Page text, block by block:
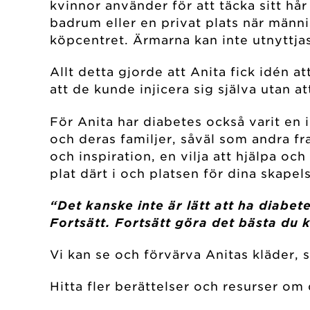
kvinnor använder för att täcka sitt
badrum eller en privat plats när
köpcentret. Ärmarna kan inte
Allt detta gjorde att Anita fick idén
att de kunde injicera sig själva utan
För Anita har diabetes också varit
och deras familjer, såväl som andra
och inspiration, en vilja att hjälpa
plat därt i och platsen för dina
“Det kanske inte är lätt att ha
Fortsätt. Fortsätt göra det bästa du
Vi kan se och förvärva Anitas kläder,
Hitta fler berättelser och resurser